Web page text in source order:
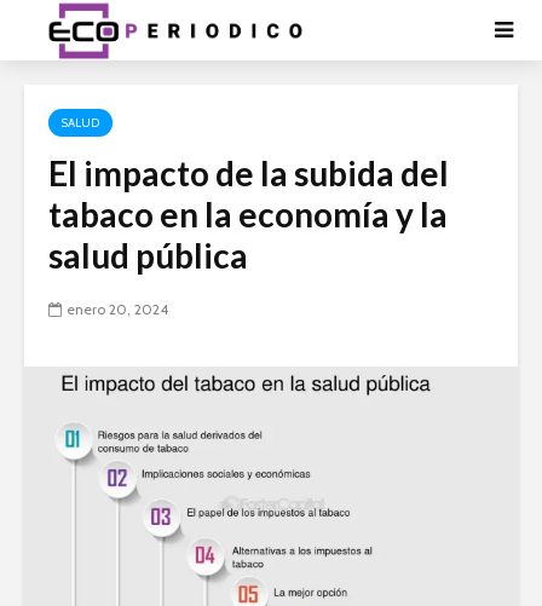
SALUD
El impacto de la subida del
tabaco en la economía y la
salud pública
enero 20, 2024